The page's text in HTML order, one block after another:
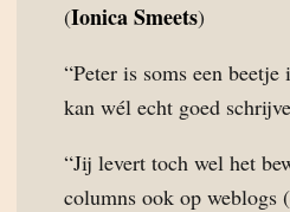
(Ionica Smeets)
“Peter is soms een
kan wél echt goed
“Jij levert toch wel het
columns ook op weblogs